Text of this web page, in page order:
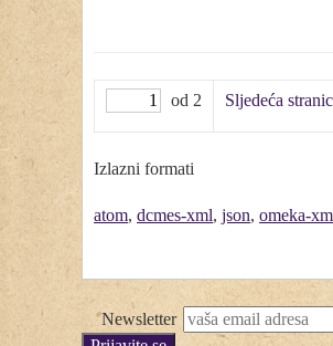
od 2 Sljedeća
Izlazni formati
atom, dcmes-xml, json, omeka-
Newsletter